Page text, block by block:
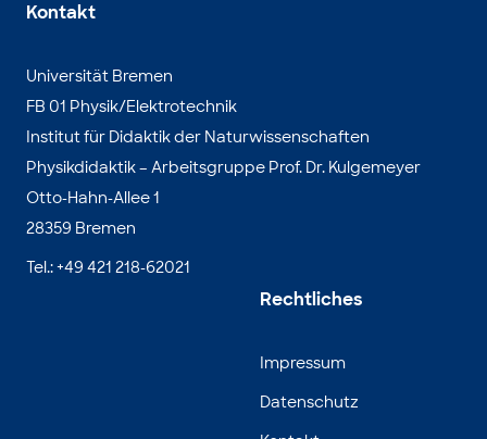
Kontakt
Universität Bremen
FB 01 Physik/Elektrotechnik
Institut für Didaktik der Naturwissenschaften
Physikdidaktik – Arbeitsgruppe Prof. Dr. Kulgemeyer
Otto-Hahn-Allee 1
28359 Bremen
Tel.: +49 421 218-62021
Rechtliches
Impressum
Datenschutz